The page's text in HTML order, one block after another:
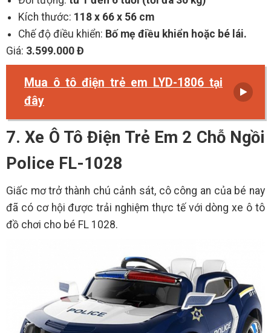
Kích thước: 118 x 66 x 56 cm
Chế độ điều khiển: Bố mẹ điều khiển hoặc bé lái.
Giá: 3.599.000 Đ
Mua ô tô điện trẻ em LYD-1806 tại
đây
7. Xe Ô Tô Điện Trẻ Em 2 Chỗ Ngồi
Police FL-1028
Giấc mơ trở thành chú cảnh sát, cô công an của bé nay
đã có cơ hội được trải nghiệm thực tế với dòng xe ô tô
đồ chơi cho bé FL 1028.